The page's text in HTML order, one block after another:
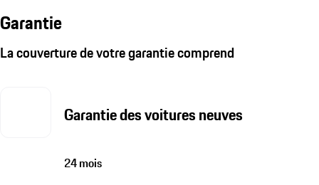
Garantie
La couverture de votre garantie comprend
Garantie des voitures neuves
24 mois